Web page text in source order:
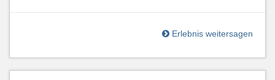
Erlebnis weitersagen